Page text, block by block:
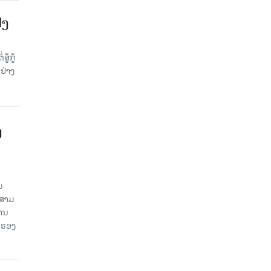
ສູ້ກູ້
າງ
າມ
ນ
ອງ